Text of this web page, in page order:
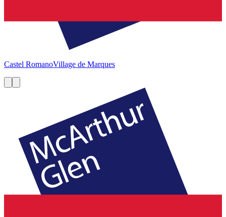
Castel RomanoVillage de Marques